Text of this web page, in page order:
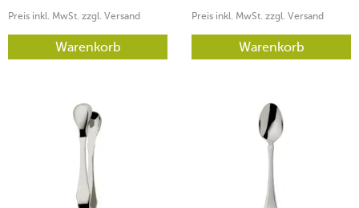
Preis inkl. MwSt. zzgl. Versand
Warenkorb
Preis inkl. MwSt. zzgl. Versand
Warenkorb